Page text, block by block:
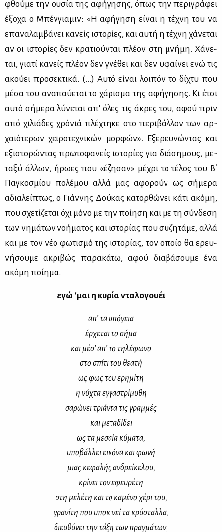
φθού­με την ου­σία της αφή­γη­σης, όπως την πε­ρι­γρά­φει
έξο­χα ο Μπέν­για­μιν: «Η αφή­γη­ση εί­ναι η τέ­χνη του να
επα­να­λαμ­βά­νει κα­νείς ιστο­ρί­ες, και αυ­τή η τέ­χνη χά­νε­ται
αν οι ιστο­ρί­ες δεν κρα­τιού­νται πλέ­ον στη μνή­μη. Χά­νε­
ται, για­τί κα­νείς πλέ­ον δεν γνέ­θει και δεν υφαί­νει ενώ τις
ακού­ει προ­σε­κτι­κά. (…) Αυ­τό εί­ναι λοι­πόν το δί­χτυ που
μέ­σα του ανα­παύ­ε­ται το χά­ρι­σμα της αφή­γη­σης. Κι έτσι
αυ­τό σή­με­ρα λύ­νε­ται απ' όλες τις άκρες του, αφού πριν
από χι­λιά­δες χρό­νιά πλέ­χτη­κε στο πε­ρι­βάλ­λον των αρ­
χαιό­τε­ρων χει­ρο­τε­χνι­κών μορ­φών». Εξε­ρευ­νώ­ντας και
εξι­στο­ρώ­ντας πρω­το­φα­νείς ιστο­ρί­ες για διά­ση­μους, με­
τα­ξύ άλ­λων, ήρω­ες που «έζη­σαν» μέ­χρι το τέ­λος του Β΄
Πα­γκο­σμί­ου πο­λέ­μου αλ­λά μας αφο­ρούν ως σή­με­ρα
αδια­λεί­πτως, ο Γιάν­νης Δού­κας κα­τορ­θώ­νει κά­τι ακό­μη,
που σχε­τί­ζε­ται όχι μό­νο με την ποί­η­ση και με τη σύν­δε­ση
των νη­μά­των νο­ή­μα­τος και ιστο­ρί­ας που συ­ζη­τά­με, αλ­λά
και με τον νέο φω­τι­σμό της ιστο­ρί­ας, τον οποίο θα ερευ­
νή­σου­με ακρι­βώς πα­ρα­κά­τω, αφού δια­βά­σου­με ένα
ακό­μη ποί­η­μα.
εγώ ‘μαι η κυ­ρία ντα­λο­γου­έι
απ’ τα υπό­γεια
έρ­χε­ται το σή­μα
και μέ­σ’ απ’ το τη­λέ­φω­νο
στο σπί­τι του θε­α­τή
ως φως του ερη­μί­τη
η νύ­χτα εγ­γα­στρί­μυ­θη
σα­ρώ­νει τριά­ντα τις γραμ­μές
και με­τα­δί­δει
ως τα με­σαία κύ­μα­τα,
υπο­βάλ­λει ει­κό­να και φω­νή
μιας κε­φα­λής αν­δρεί­κε­λου,
κρί­νει τον εφευ­ρέ­τη
στη με­λέ­τη και το κα­μέ­νο χέ­ρι του,
γρα­νί­τη που υπο­κι­νεί τα κρύ­σταλ­λα,
διευ­θύ­νει την τά­ξη των πραγ­μά­των,